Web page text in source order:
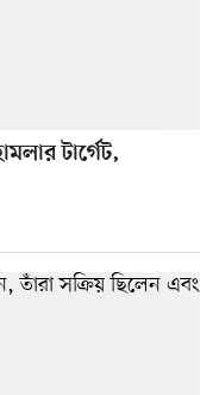
টার্গেট,